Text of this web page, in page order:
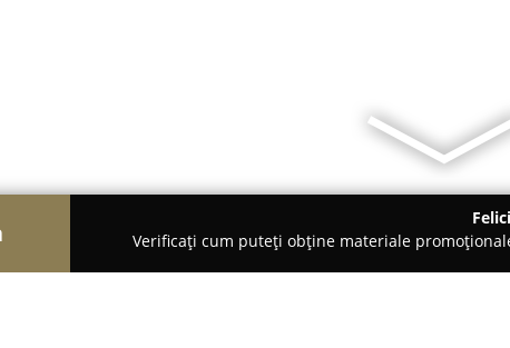
Verificați cum puteți obține materiale